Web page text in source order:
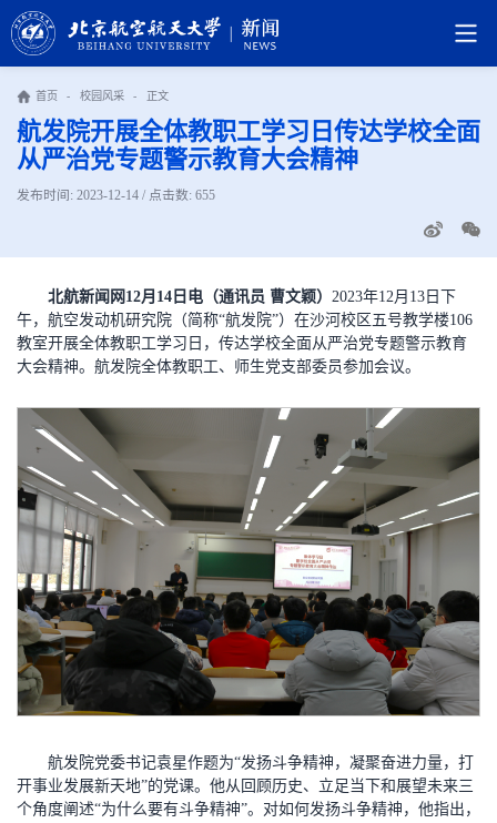
首页 - 校园风采 - 正文
航发院开展全体教职工学习日传达学校全面
从严治党专题警示教育大会精神
发布时间: 2023-12-14 / 点击数: 655
北航新闻网12月14日电（通讯员 曹文颖） 2023年12月13日下
午，航空发动机研究院（简称“航发院”）在沙河校区五号教学楼106
教室开展全体教职工学习日，传达学校全面从严治党专题警示教育
大会精神。航发院全体教职工、师生党支部委员参加会议。
航发院党委书记袁星作题为“发扬斗争精神，凝聚奋进力量，打
开事业发展新天地”的党课。他从回顾历史、立足当下和展望未来三
个角度阐述“为什么要有斗争精神”。对如何发扬斗争精神，他指出，